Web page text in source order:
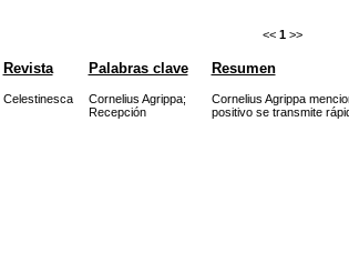
<< 1 >>
Revista Palabras clave Resumen
Celestinesca Cornelius Agrippa;
Recepción
Cornelius Agrippa
positivo se transmite